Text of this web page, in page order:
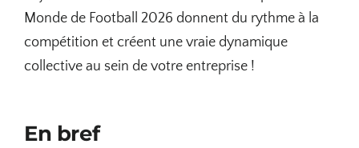
Monde de Football 2026 donnent du rythme à la
compétition et créent une vraie dynamique
collective au sein de votre entreprise !
En bref